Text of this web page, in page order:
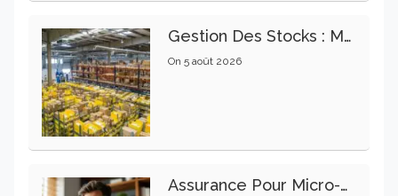
Gestion Des Stocks : Meilleures Pratiques Intralogistiques
On 5 août 2026
Assurance Pour Micro-Entrepreneur : Les Garanties Essentielles À Connaître